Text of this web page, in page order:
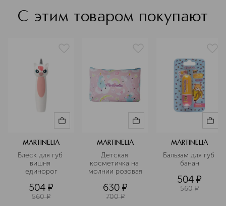
С этим товаром покупают
MARTINELIA
Блеск для губ
вишня
единорог
504 ¤
560 ¤
MARTINELIA
Детская
косметичка на
молнии розовая
630 ¤
700 ¤
MARTINELIA
Бальзам для губ
банан
504 ¤
560 ¤